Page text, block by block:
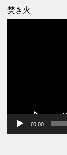
焚き火
00:00